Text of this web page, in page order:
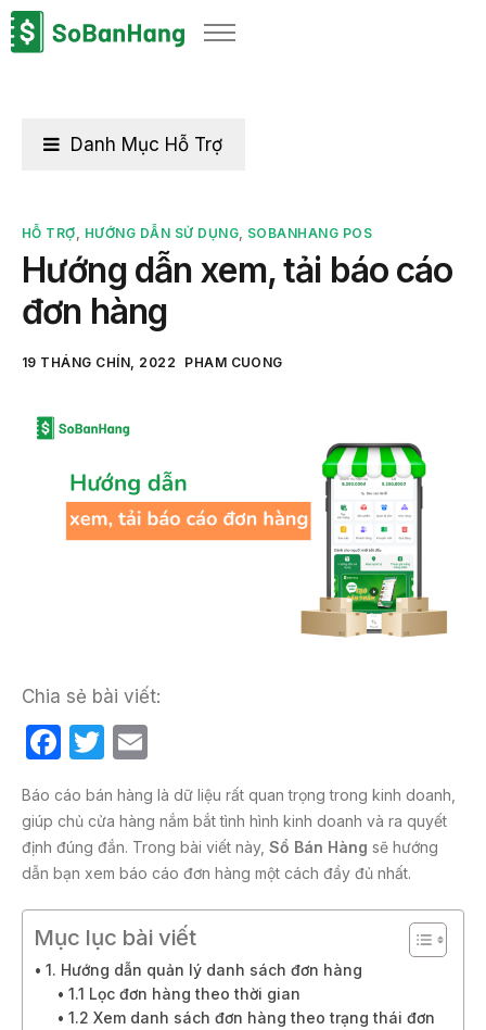
Sản phẩm
Bảng giá
Thông tin thuế
Về chúng tôi
HỖ TRỢ, HƯỚNG DẪN SỬ DỤNG, SOBANHANG POS
Hướng dẫn xem, tải báo cáo
đơn hàng
19 THÁNG CHÍN, 2022 PHAM CUONG
Chia sẻ bài viết:
F
c
e
b
o
o
k
T
itt
er
ail
Báo cáo bán hàng là dữ liệu rất quan trọng trong kinh doanh,
giúp chủ cửa hàng nắm bắt tình hình kinh doanh và ra quyết
định đúng đắn. Trong bài viết này, Sổ Bán Hàng sẽ hướng
dẫn bạn xem báo cáo đơn hàng một cách đầy đủ nhất.
Mục lục bài viết
1. Hướng dẫn quản lý danh sách đơn hàng
1.1 Lọc đơn hàng theo thời gian
1.2 Xem danh sách đơn hàng theo trạng thái đơn
Danh Mục Hỗ Trợ